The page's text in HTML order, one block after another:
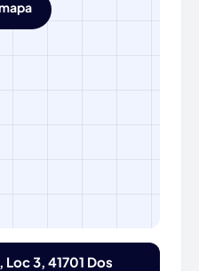
Loc 3, 41701 Dos